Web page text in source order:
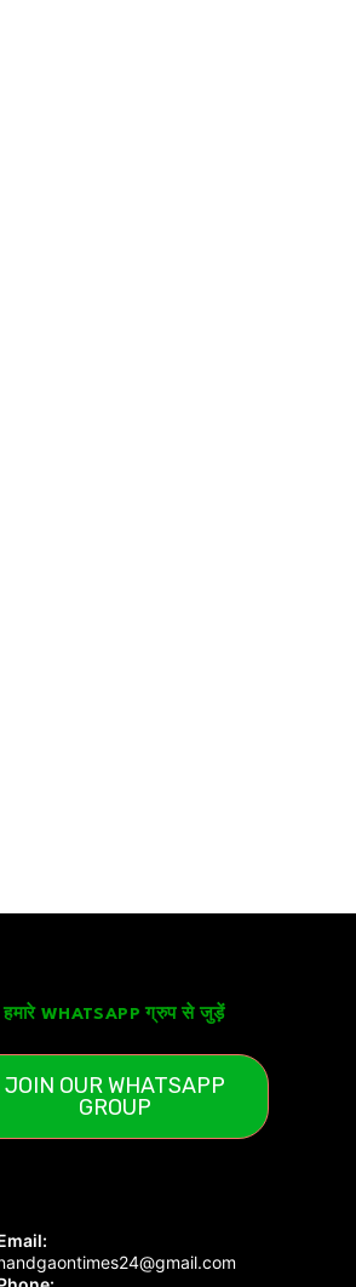
हमारे WHATSAPP ग्रुप से जुड़ें
JOIN OUR WHATSAPP
GROUP